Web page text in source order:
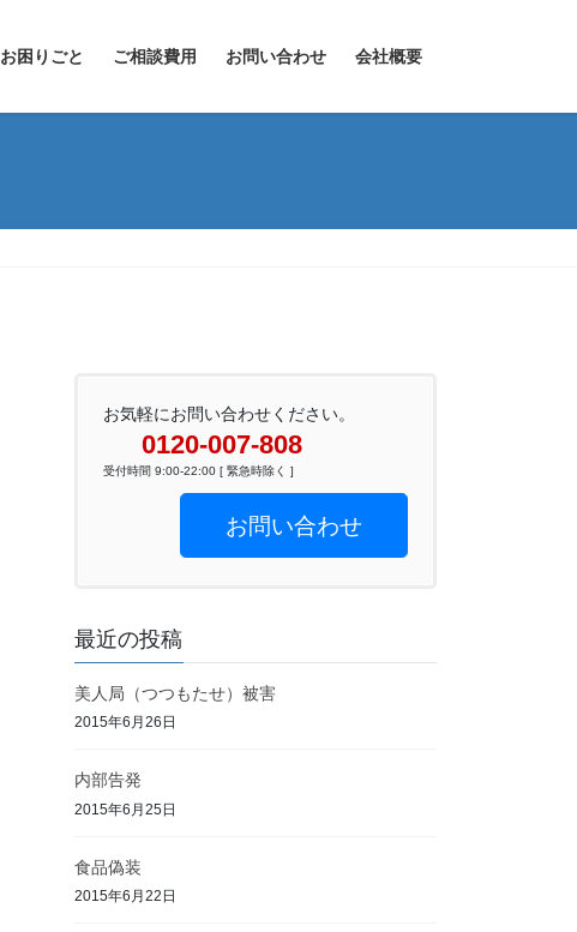
お困りごと ご相談費用 お問い合わせ 会社概要
お気軽にお問い合わせください。
0120-007-808
受付時間 9:00-22:00 [ 緊急時除く ]
お問い合わせ
最近の投稿
美人局（つつもたせ）被害
2015年6月26日
内部告発
2015年6月25日
食品偽装
2015年6月22日